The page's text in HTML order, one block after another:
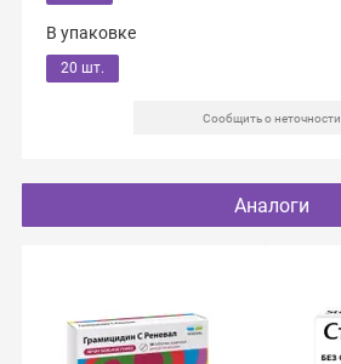
В упаковке
20 шт.
Сообщить о неточности
Аналоги